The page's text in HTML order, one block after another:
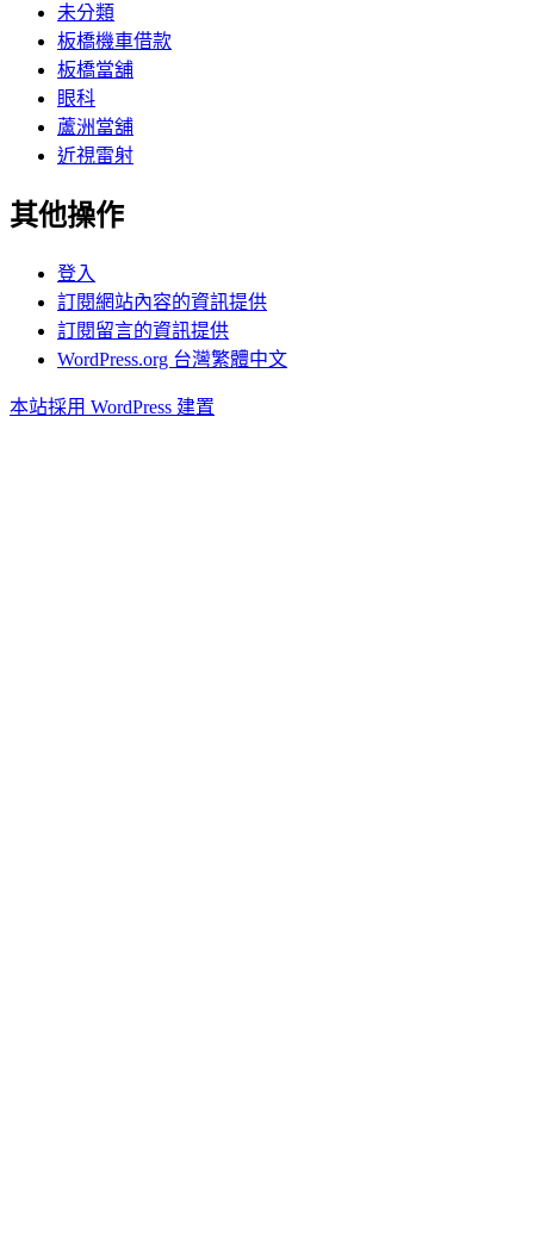
未分類
板橋機車借款
板橋當舖
眼科
蘆洲當舖
近視雷射
其他操作
登入
訂閱網站內容的資訊提供
訂閱留言的資訊提供
WordPress.org 台灣繁體中文
本站採用 WordPress 建置